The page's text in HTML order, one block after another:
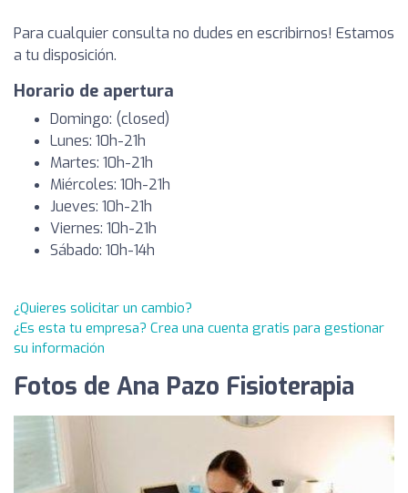
Para cualquier consulta no dudes en escribirnos! Estamos
a tu disposición.
Horario de apertura
Domingo: (closed)
Lunes: 10h-21h
Martes: 10h-21h
Miércoles: 10h-21h
Jueves: 10h-21h
Viernes: 10h-21h
Sábado: 10h-14h
¿Quieres solicitar un cambio?
¿Es esta tu empresa? Crea una cuenta gratis para gestionar
su información
Fotos de Ana Pazo Fisioterapia